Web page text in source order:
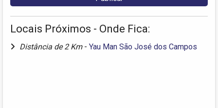
Locais Próximos - Onde Fica:
Distância de 2 Km - Yau Man São José dos Campos